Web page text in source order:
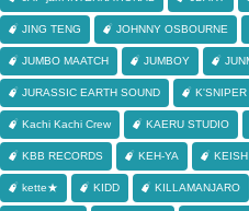
JING TENG JOHNNY OSBOURNE
JUMBO MAATCH JUMBOY
JURASSIC EARTH SOUND K'SNIPER
Kachi Kachi Crew KAERU STUDIO
KBB RECORDS KEH-YA
kette★ KIDD KILLAMANJARO